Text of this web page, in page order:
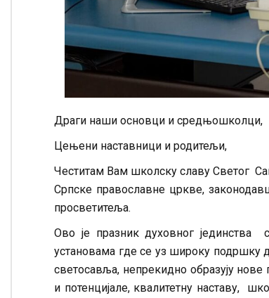
Драги наши основци и средњошколци,
Цењени наставници и родитељи,
Честитам Вам школску славу Светог
Српске православне цркве,
просветитеља.
Ово је празник духовног
установама где се уз широку подршку
светосавља, непрекидно образују нове
и потенцијале, квалитетну наставу,